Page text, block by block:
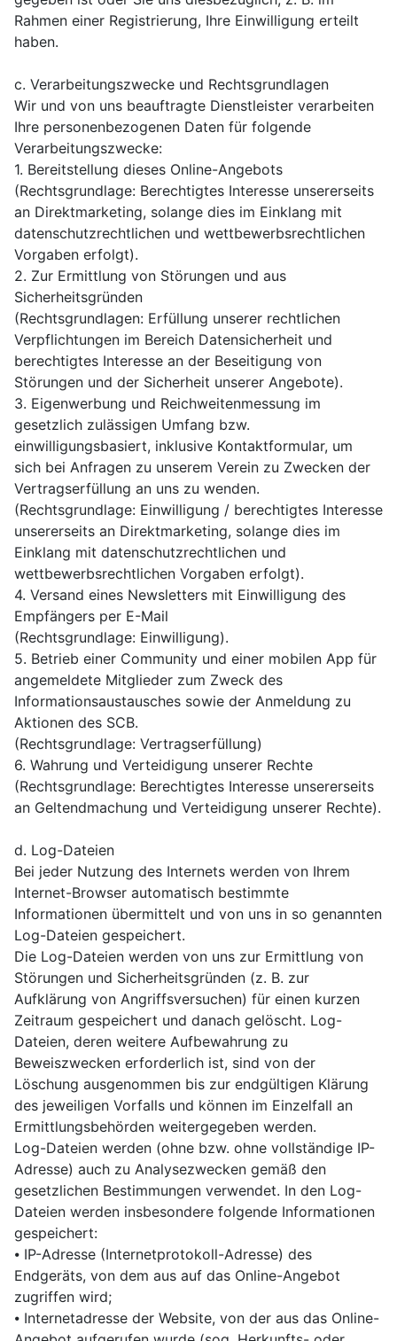
Rahmen einer Registrierung, Ihre Einwilligung erteilt
haben.
c. Verarbeitungszwecke und Rechtsgrundlagen
Wir und von uns beauftragte Dienstleister verarbeiten
Ihre personenbezogenen Daten für folgende
Verarbeitungszwecke:
1. Bereitstellung dieses Online-Angebots
(Rechtsgrundlage: Berechtigtes Interesse unsererseits
an Direktmarketing, solange dies im Einklang mit
datenschutzrechtlichen und wettbewerbsrechtlichen
Vorgaben erfolgt).
2. Zur Ermittlung von Störungen und aus
Sicherheitsgründen
(Rechtsgrundlagen: Erfüllung unserer rechtlichen
Verpflichtungen im Bereich Datensicherheit und
berechtigtes Interesse an der Beseitigung von
Störungen und der Sicherheit unserer Angebote).
3. Eigenwerbung und Reichweitenmessung im
gesetzlich zulässigen Umfang bzw.
einwilligungsbasiert, inklusive Kontaktformular, um
sich bei Anfragen zu unserem Verein zu Zwecken der
Vertragserfüllung an uns zu wenden.
(Rechtsgrundlage: Einwilligung / berechtigtes Interesse
unsererseits an Direktmarketing, solange dies im
Einklang mit datenschutzrechtlichen und
wettbewerbsrechtlichen Vorgaben erfolgt).
4. Versand eines Newsletters mit Einwilligung des
Empfängers per E-Mail
(Rechtsgrundlage: Einwilligung).
5. Betrieb einer Community und einer mobilen App für
angemeldete Mitglieder zum Zweck des
Informationsaustausches sowie der Anmeldung zu
Aktionen des SCB.
(Rechtsgrundlage: Vertragserfüllung)
6. Wahrung und Verteidigung unserer Rechte
(Rechtsgrundlage: Berechtigtes Interesse unsererseits
an Geltendmachung und Verteidigung unserer Rechte).
d. Log-Dateien
Bei jeder Nutzung des Internets werden von Ihrem
Internet-Browser automatisch bestimmte
Informationen übermittelt und von uns in so genannten
Log-Dateien gespeichert.
Die Log-Dateien werden von uns zur Ermittlung von
Störungen und Sicherheitsgründen (z. B. zur
Aufklärung von Angriffsversuchen) für einen kurzen
Zeitraum gespeichert und danach gelöscht. Log-
Dateien, deren weitere Aufbewahrung zu
Beweiszwecken erforderlich ist, sind von der
Löschung ausgenommen bis zur endgültigen Klärung
des jeweiligen Vorfalls und können im Einzelfall an
Ermittlungsbehörden weitergegeben werden.
Log-Dateien werden (ohne bzw. ohne vollständige IP-
Adresse) auch zu Analysezwecken gemäß den
gesetzlichen Bestimmungen verwendet. In den Log-
Dateien werden insbesondere folgende Informationen
gespeichert:
⦁ IP-Adresse (Internetprotokoll-Adresse) des
Endgeräts, von dem aus auf das Online-Angebot
zugriffen wird;
⦁ Internetadresse der Website, von der aus das Online-